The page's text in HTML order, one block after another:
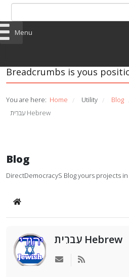
Menu
Breadcrumbs is yous
You are here: Home / Utility / Blog
עִברִית Hebrew
Blog
DirectDemocracyS Blog yours projects
Home
עִברִית Hebrew